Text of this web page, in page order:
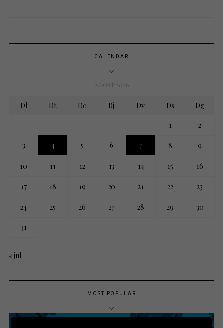
CALENDAR
AGOST 2026
Dl Dt Dc Dj Dv Ds Dg
1 2
3 4 5 6 7 8 9
10 11 12 13 14 15 16
17 18 19 20 21 22 23
24 25 26 27 28 29 30
31
« jul.
MOST POPULAR